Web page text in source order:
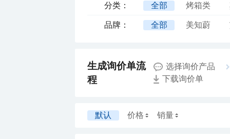
分类： 全部 烤箱类
品牌： 全部 美知蔚
程
选择询价产品
下载询价单
默认 价格 销量